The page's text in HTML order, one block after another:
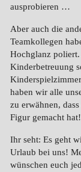
ausprobieren …
Aber auch die
Teamkollegen
Hochglanz
Kinderbetreuung
haben wir alle
zu erwähnen,
Figur gemacht hat!
Ihr seht: Es geht
Urlaub bei uns!
wünschen euch